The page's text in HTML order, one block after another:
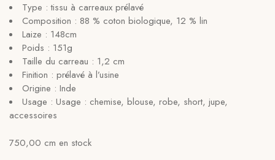
Type : tissu à carreaux prélavé
Composition : 88 % coton biologique, 12 % lin
Laize : 148cm
Poids : 151g
Taille du carreau : 1,2 cm
Finition : prélavé à l’usine
Origine : Inde
Usage : Usage : chemise, blouse, robe, short, jupe,
accessoires
750,00 cm en stock